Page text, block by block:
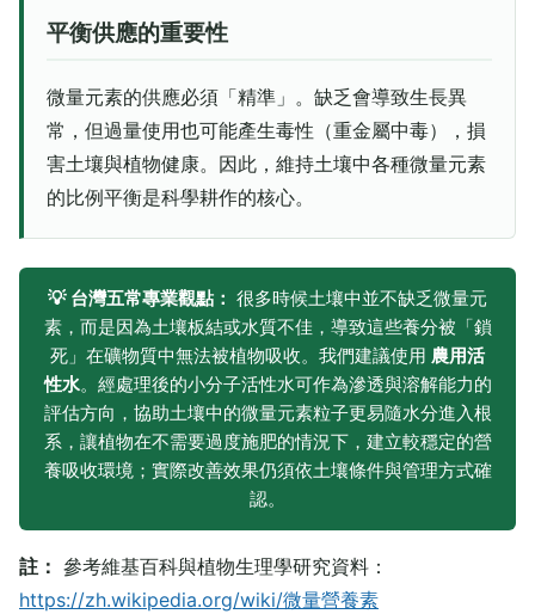
平衡供應的重要性
微量元素的供應必須「精準」。缺乏會導致生長異
常，但過量使用也可能產生毒性（重金屬中毒），損
害土壤與植物健康。因此，維持土壤中各種微量元素
的比例平衡是科學耕作的核心。
💡 台灣五常專業觀點： 很多時候土壤中並不缺乏微量元
素，而是因為土壤板結或水質不佳，導致這些養分被「鎖
死」在礦物質中無法被植物吸收。我們建議使用 農用活
性水。經處理後的小分子活性水可作為滲透與溶解能力的
評估方向，協助土壤中的微量元素粒子更易隨水分進入根
系，讓植物在不需要過度施肥的情況下，建立較穩定的營
養吸收環境；實際改善效果仍須依土壤條件與管理方式確
認。
註： 參考維基百科與植物生理學研究資料：
https://zh.wikipedia.org/wiki/微量營養素